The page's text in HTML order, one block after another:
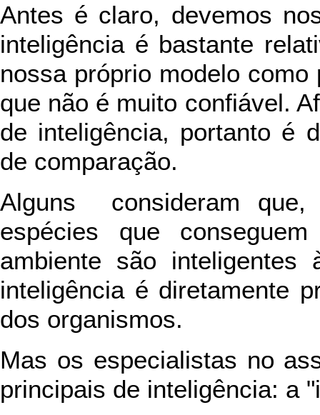
Antes é claro, devemos
inteligência é bastante
nossa próprio modelo
que não é muito confiável.
de inteligência, portanto é
de comparação.
Alguns consideram
espécies que
ambiente são
inteligência é diretamente
dos organismos.
Mas os especialistas no
principais de inteligência: a